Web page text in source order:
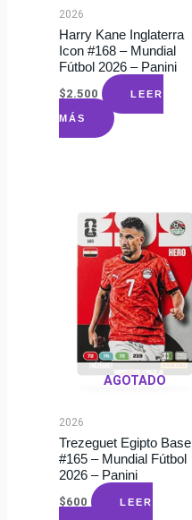
2026
Harry Kane Inglaterra
Icon #168 – Mundial
Fútbol 2026 – Panini
$2.500 LEER
MÁS
AGOTADO
2026
Trezeguet Egipto Base
#165 – Mundial Fútbol
2026 – Panini
$600 LEER